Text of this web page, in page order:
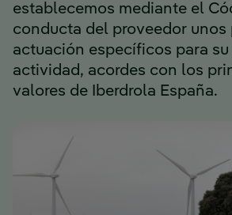
establecemos mediante el
conducta del proveedor unos
actuación específicos para su
actividad, acordes con los
valores de Iberdrola España.